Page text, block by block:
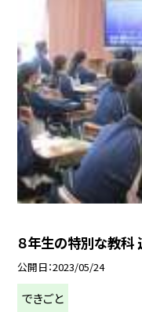
８年生の特別な教科
公開日 2023/05/24
できごと